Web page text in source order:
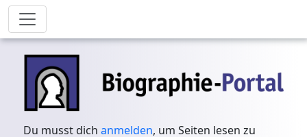
Du musst dichanmelden, um Seiten lesen zu